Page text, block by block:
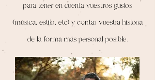
para tener en cuenta vuestros gustos
(música, estilo, etc) y contar vuestra historia
de la forma más personal posible.